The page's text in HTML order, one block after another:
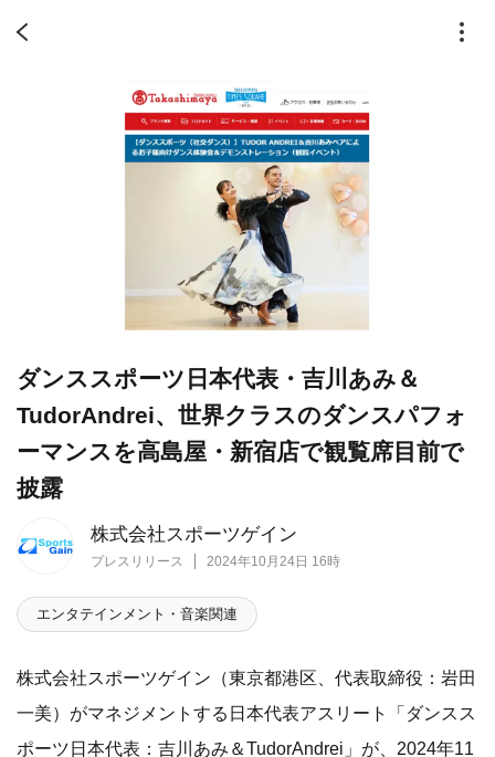
株式会社スポーツゲイン
プレスリリース 2024年10月24日 16時
ダンススポーツ日本代表・吉川あみ＆
TudorAndrei、世界クラスのダンスパフォ
ーマンスを高島屋・新宿店で観覧席目前で
披露
エンタテインメント・音楽関連
株式会社スポーツゲイン（東京都港区、代表取締役：岩田
一美）がマネジメントする日本代表アスリート「ダンスス
ポーツ日本代表：吉川あみ＆TudorAndrei」が、2024年11